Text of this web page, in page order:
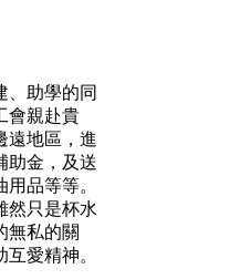
、助學的同
會親赴貴
遠地區，進
助金 ，及送
品等等。
然只是杯水
無私的關
愛精神。